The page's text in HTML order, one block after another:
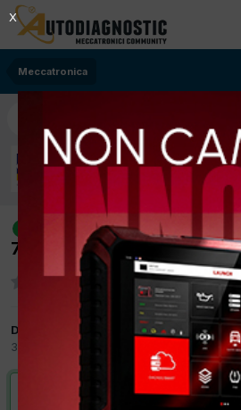
Meccatronica
[FIAT 500L 12/
77Kw Benzina] ERRORE
Da mazzoleni
30 Novembre 2020
Meccatronica
VAI ALLA
X